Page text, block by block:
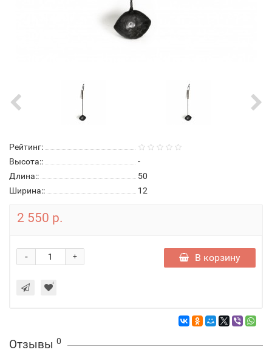
Рейтинг:
Высота::
-
Длина::
50
Ширина::
12
2 550 р.
+
- В корзину
Отзывы 0